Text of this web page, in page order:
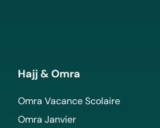
Hajj & Omra
Omra Vacance Scolaire
Omra Janvier